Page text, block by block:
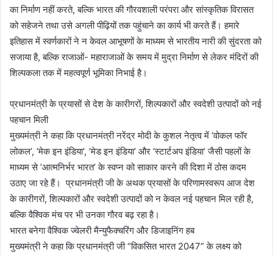
का निर्माण नहीं करते, बल्कि भारत की गौरवशाली परंपरा और सांस्कृतिक विरासत
को सहेजने तथा उसे अगली पीढ़ियों तक पहुंचाने का कार्य भी करते हैं। हमारे
इतिहास में स्वर्णकारों ने न केवल आभूषणों के माध्यम से भारतीय नारी की सुंदरता को
सजाया है, बल्कि राजाओं- महाराजाओं के समय में मुद्रा निर्माण से लेकर मंदिरों की
शिल्पकला तक में महत्वपूर्ण भूमिका निभाई है।
प्रधानमंत्री के प्रयासों से देश के कारीगरों, शिल्पकारों और स्वदेशी उत्पादों को नई
पहचान मिली
मुख्यमंत्री ने कहा कि प्रधानमंत्री नरेंद्र मोदी के कुशल नेतृत्व में ‘वोकल फॉर
लोकल’, ‘मेक इन इंडिया’, ‘मेड इन इंडिया’ और ‘स्टार्टअप इंडिया’ जैसी पहलों के
माध्यम से ’आत्मनिर्भर भारत’ के स्वप्न को साकार करने की दिशा में ठोस कदम
उठाए जा रहे हैं। प्रधानमंत्री जी के अथक प्रयासों के परिणामस्वरूप आज देश
के कारीगरों, शिल्पकारों और स्वदेशी उत्पादों को न केवल नई पहचान मिल रही है,
बल्कि वैश्विक मंच पर भी उनका गौरव बढ़ रहा है।
भारत बनेगा वैश्विक ज्वेलरी मैन्युफैक्चरिंग और डिजाइनिंग हब
मुख्यमंत्री ने कहा कि प्रधानमंत्री जी “विकसित भारत 2047” के लक्ष्य को